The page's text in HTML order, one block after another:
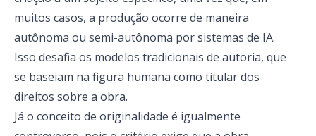
muitos casos, a produção ocorre de maneira
autônoma ou semi-autônoma por sistemas de IA.
Isso desafia os modelos tradicionais de autoria, que
se baseiam na figura humana como titular dos
direitos sobre a obra.
Já o conceito de originalidade é igualmente